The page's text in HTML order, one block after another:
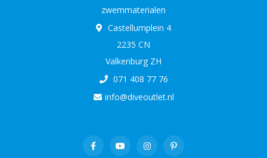
zwemmaterialen
Castellumplein 4
2235 CN
Valkenburg ZH
071 408 77 76
info@diveoutlet.nl